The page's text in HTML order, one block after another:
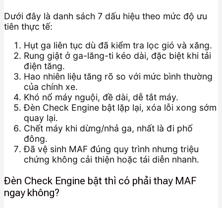
Dưới đây là danh sách 7 dấu hiệu theo mức độ ưu
tiên thực tế:
Hụt ga liên tục dù đã kiểm tra lọc gió và xăng.
Rung giật ở ga-lăng-ti kéo dài, đặc biệt khi tải
điện tăng.
Hao nhiên liệu tăng rõ so với mức bình thường
của chính xe.
Khó nổ máy nguội, đề dài, dễ tắt máy.
Đèn Check Engine bật lặp lại, xóa lỗi xong sớm
quay lại.
Chết máy khi dừng/nhả ga, nhất là đi phố
đông.
Đã vệ sinh MAF đúng quy trình nhưng triệu
chứng không cải thiện hoặc tái diễn nhanh.
Đèn Check Engine bật thì có phải thay MAF
ngay không?